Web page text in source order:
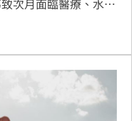
次月面臨醫療、水電
一半作為次月生活
若漏辦需追溯申請，
籲退休族群應及早釐
統一歸檔與精確預算
保退休生活穩定無
的財務隱憂。